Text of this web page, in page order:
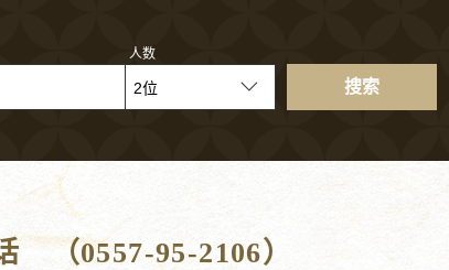
人数
搜索
（0557-95-2106）